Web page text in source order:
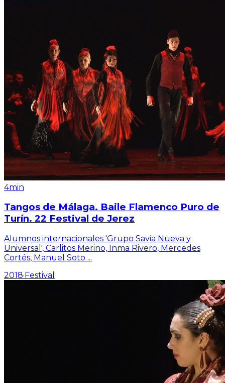
4min
Tangos de Málaga. Baile Flamenco Puro de
Turín. 22 Festival de Jerez
Alumnos internacionales 'Grupo Savia Nueva y
Universal', Carlitos Merino, Inma Rivero, Mercedes
Cortés, Manuel Soto ...
2018·Festival